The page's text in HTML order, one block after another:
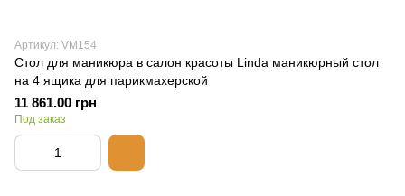
Артикул: VM154
Стол для маникюра в салон красоты Linda маникюрный стол
на 4 ящика для парикмахерской
11 861.00 грн
Под заказ